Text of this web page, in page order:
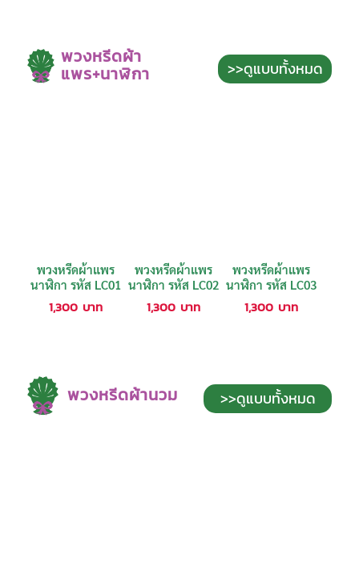
พวงหรีดผ้า
แพร+นาฬิกา >>ดูแบบทั้งหมด
พวงหรีดผ้าแพร
นาฬิกา รหัส LC01
1,300 บาท
พวงหรีดผ้าแพร
นาฬิกา รหัส LC02
1,300 บาท
พวงหรีดผ้าแพร
นาฬิกา รหัส LC03
1,300 บาท
พวงหรีดผ้านวม >>ดูแบบทั้งหมด